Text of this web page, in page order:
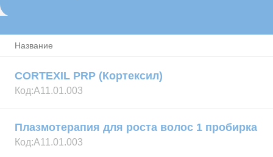
Название
CORTEXIL PRP (Кортексил)
Код:А11.01.003
Плазмотерапия для роста волос 1 пробирка
Код:А11.01.003